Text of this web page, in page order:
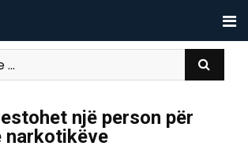
një person për
narkotikëve